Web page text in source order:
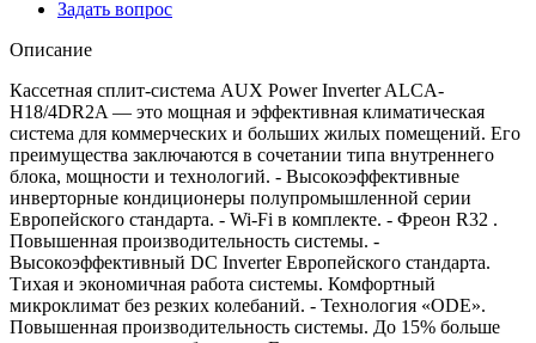
Задать вопрос
Описание
Кассетная сплит-система AUX Power Inverter ALCA-
H18/4DR2A — это мощная и эффективная климатическая
система для коммерческих и больших жилых помещений. Его
преимущества заключаются в сочетании типа внутреннего
блока, мощности и технологий. - Высокоэффективные
инверторные кондиционеры полупромышленной серии
Европейского стандарта. - Wi-Fi в комплекте. - Фреон R32 .
Повышенная производительность системы. -
Высокоэффективный DC Inverter Европейского стандарта.
Тихая и экономичная работа системы. Комфортный
микроклимат без резких колебаний. - Технология «ODE».
Повышенная производительность системы. До 15% больше